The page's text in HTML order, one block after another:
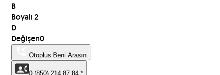
B
Boyalı 2
D
Değişen0
Otoplus Beni Arasın
0 (850) 214 87 84 *